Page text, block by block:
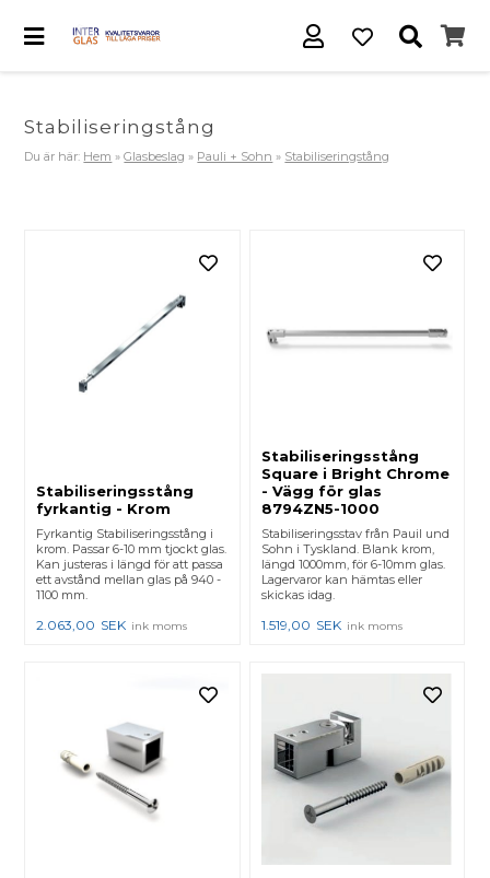
Stabiliseringstång
Du är här: Hem »Glasbeslag » Pauli + Sohn » Stabiliseringstång
Stabiliseringsstång
fyrkantig - Krom
Fyrkantig Stabiliseringsstång i
krom. Passar 6-10 mm tjockt glas.
Kan justeras i längd för att passa
ett avstånd mellan glas på 940 -
1100 mm.
2.063,00 SEK ink moms
Stabiliseringsstång
Square i Bright Chrome
- Vägg för glas
8794ZN5-1000
Stabiliseringsstav från Pauil und
Sohn i Tyskland. Blank krom,
längd 1000mm, för 6-10mm glas.
Lagervaror kan hämtas eller
skickas idag.
1.519,00 SEK ink moms